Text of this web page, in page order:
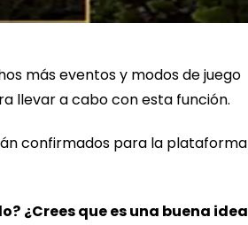
más eventos y modos de juego
llevar a cabo con esta función.
confirmados para la plataforma
¿Crees que es una buena idea